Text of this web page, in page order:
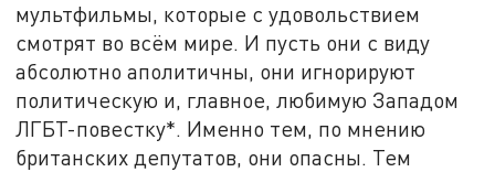
мультфильмы, которые с удовольствием
смотрят во всём мире. И пусть они с виду
абсолютно аполитичны, они игнорируют
политическую и, главное, любимую Западом
ЛГБТ-повестку*. Именно тем, по мнению
британских депутатов, они опасны. Тем